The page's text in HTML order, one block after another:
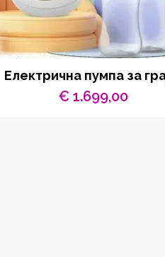
Електрична пумпа за
€ 1.699,00